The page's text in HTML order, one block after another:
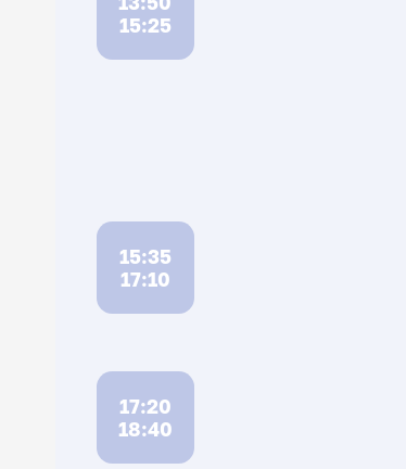
15:25
15:35
17:10
17:20
18:40